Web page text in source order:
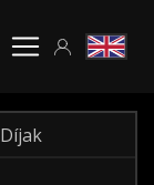
Díjak